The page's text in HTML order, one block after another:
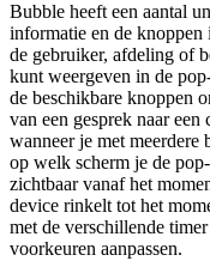
Bubble heeft een aantal
informatie en de
de gebruiker, afdeling of
kunt weergeven in de
de beschikbare knoppen
van een gesprek naar
wanneer je met
op welk scherm je de
zichtbaar vanaf het
device rinkelt tot het
met de verschillende
voorkeuren aanpassen.